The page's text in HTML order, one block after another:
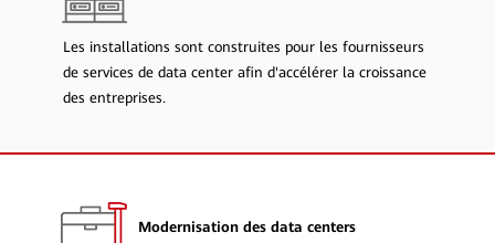
Les installations sont construites pour les fournisseurs
de services de data center afin d'accélérer la croissance
des entreprises.
Modernisation des data centers